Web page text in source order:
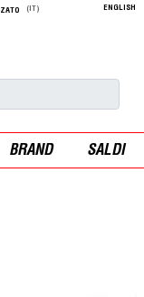
(IT) ENGLISH
BRAND SALDI